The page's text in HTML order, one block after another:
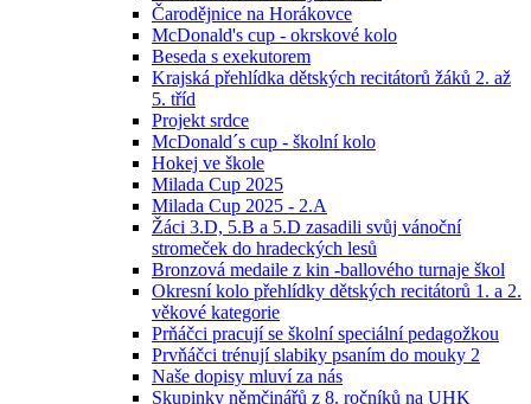
Čarodějnice na Horákovce
McDonald's cup - okrskové kolo
Beseda s exekutorem
Krajská přehlídka dětských recitátorů žáků 2. až
5. tříd
Projekt srdce
McDonald´s cup - školní kolo
Hokej ve škole
Milada Cup 2025
Milada Cup 2025 - 2.A
Žáci 3.D, 5.B a 5.D zasadili svůj vánoční
stromeček do hradeckých lesů
Bronzová medaile z kin -ballového turnaje škol
Okresní kolo přehlídky dětských recitátorů 1. a 2.
věkové kategorie
Prňáčci pracují se školní speciální pedagožkou
Prvňáčci trénují slabiky psaním do mouky 2
Naše dopisy mluví za nás
Skupinky němčinářů z 8. ročníků na UHK